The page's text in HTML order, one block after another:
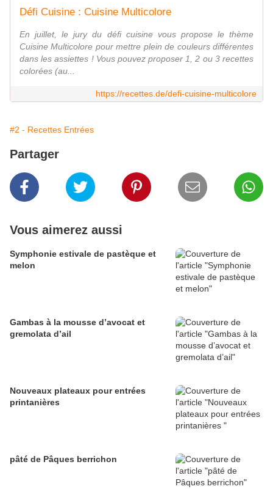
Défi Cuisine : Cuisine Multicolore
En juillet, le jury du défi cuisine vous propose le thème
Cuisine Multicolore pour mettre plein de couleurs différentes
dans les assiettes ! Vous pouvez proposer 1, 2 ou 3 recettes
colorées (au...
https://recettes.de/defi-cuisine-multicolore
#2 - Recettes Entrées
Partager
Vous aimerez aussi
Symphonie estivale de pastèque et
melon
Gambas à la mousse d’avocat et
gremolata d’ail
Nouveaux plateaux pour entrées
printanières
pâté de Pâques berrichon